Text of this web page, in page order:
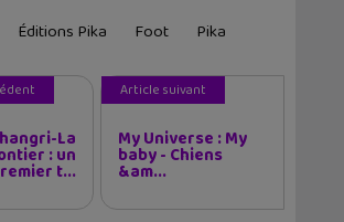
Éditions Pika Foot Pika
La
: un
t...
Article suivant
My Universe : My
baby - Chiens
&am...